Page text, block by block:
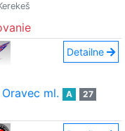
Detailne
ml. A
27